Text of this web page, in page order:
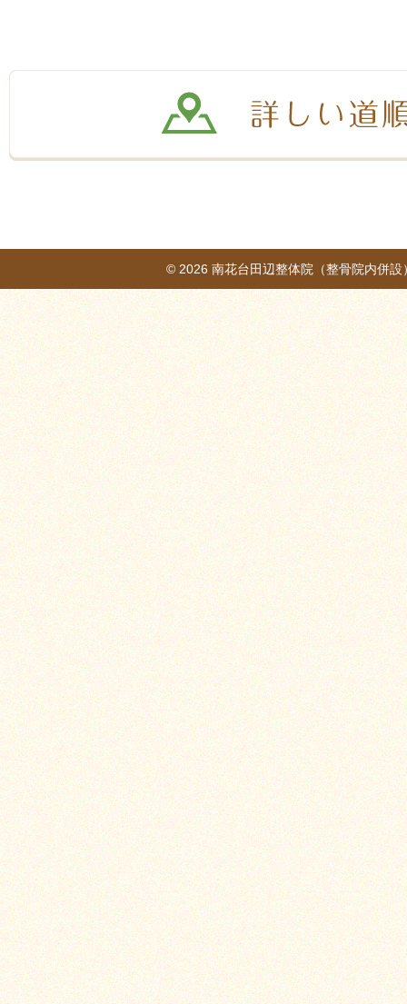
© 2026 南花台田辺整体院（整骨院内併設